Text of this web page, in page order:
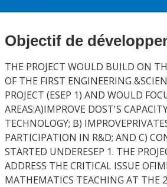
Objectif de
THE PROJECT WOULD BUILD ON
OF THE FIRST ENGINEERING
PROJECT (ESEP 1) AND WOULD
AREAS:A)IMPROVE DOST'S
TECHNOLOGY; B)
PARTICIPATION IN R&D; AND C)
STARTED UNDERESEP 1. THE
ADDRESS THE CRITICAL ISSUE
MATHEMATICS TEACHING AT THE